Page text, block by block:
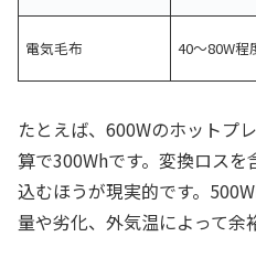
電気毛布 40〜80W程
たとえば、600Wのホットプ
算で300Whです。変換ロス
込むほうが現実的です。
量や劣化、外気温によって余